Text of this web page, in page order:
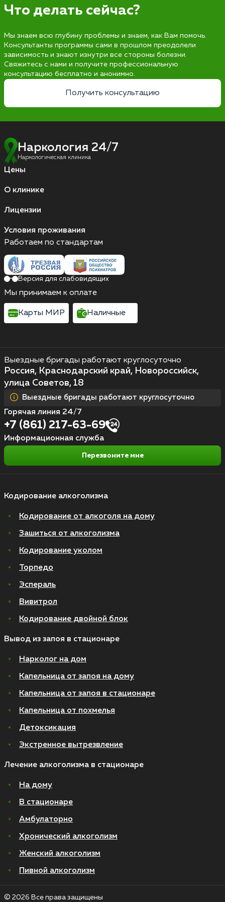
Что делать сейчас?
Мы знаем всю глубину проблемы и знаем, как Вам помочь.
Консультанты программы сами в прошлом преодолели
зависимость и знают изнутри все стороны болезни.
Свяжитесь с нами и получите профессиональную
консультацию бесплатно и анонимно.
Получить консультацию
Наркология 24/7
Наркологическая клиника
Цены
О клинике
Лицензии
Условия проживания
Кодирование алкоголизма
Кодирование от алкоголя на дому
Зашиться от алкоголизма
Кодирование уколом
Торпедо
Эспераль
Вивитрол
Кодирование двойной блок
Вывод из запоя в стационаре
Нарколог на дом
Капельница от запоя на дому
Капельница от запоя в стационаре
Капельница от похмелья
Детоксикация
Экстренное вытрезвление
Лечение алкоголизма в стационаре
На дому
В стационаре
Амбулаторно
Хронический алкоголизм
Женский алкоголизм
Пивной алкоголизм
Выездные бригады работают круглосуточно
Россия, Краснодарский край, Новороссийск,
улица Советов, 18
Выездные бригады работают круглосуточно
Горячая линия 24/7
+7 (861) 217-63-69
Информационная служба
Перезвоните мне
Работаем по стандартам
Версия для слабовидящих
Мы принимаем к оплате
Карты МИР Наличные
© 2026 Все права защищены